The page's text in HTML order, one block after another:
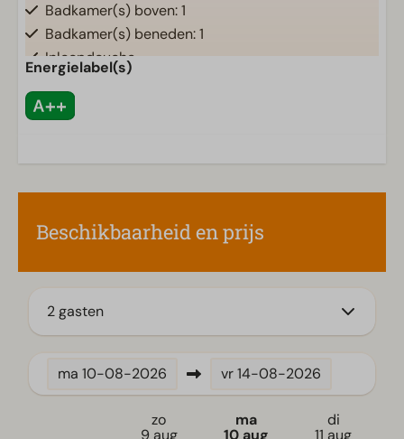
Badkamer(s) boven: 1
Badkamer(s) beneden: 1
Inloopdouche
Ligbad
Regendouche
Kamado BBQ
Terras
Tuinset
Keuken
Combimagnetron
Ingerichte keuken
Energielabel(s)
Beschikbaarheid en prijs
2 gasten
ma 10-08-2026 vr14-08-2026
zo
9 aug
ma
10 aug
di
11 aug